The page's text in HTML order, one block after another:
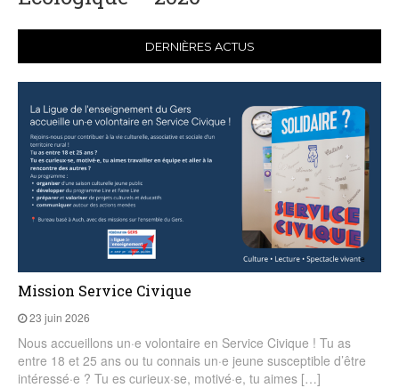
DERNIÈRES ACTUS
Mission Service Civique
23 juin 2026
Nous accueillons un·e volontaire en Service Civique ! Tu as
entre 18 et 25 ans ou tu connais un·e jeune susceptible d’être
intéressé·e ? Tu es curieux·se, motivé·e, tu aimes […]